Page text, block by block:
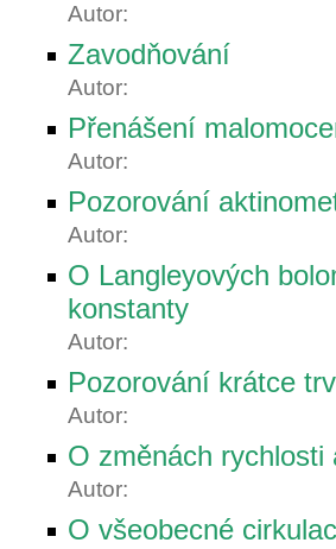
Autor:
Zavodňování
Autor:
Přenášení
Autor:
Pozorování
Autor:
O Langleyových
konstanty
Autor:
Pozorování krátce
Autor:
O změnách
Autor:
O všeobecné